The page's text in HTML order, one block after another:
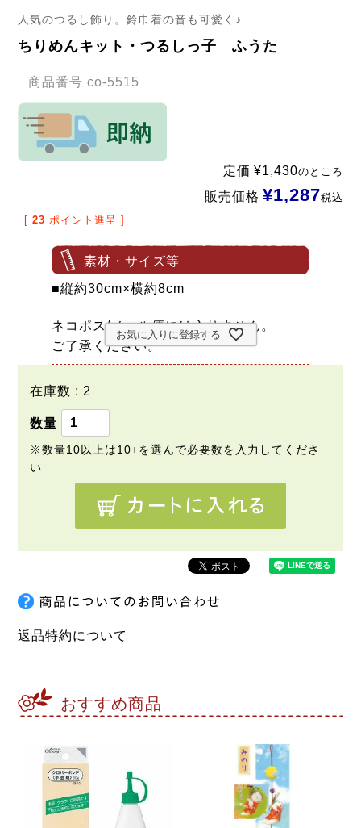
人気のつるし飾り。鈴巾着の音も可愛く♪
ちりめんキット・つるしっ子 ふうた
商品番号 co-5515
定価 ¥1,430のところ
販売価格 ¥1,287税込
[ 23 ポイント進呈 ]
素材・サイズ等
■縦約30cm×横約8cm
ネコポス/メール便には入りません。
ご了承ください。
在庫数 2
お気に入りに登録する
返品特約について
おすすめ商品